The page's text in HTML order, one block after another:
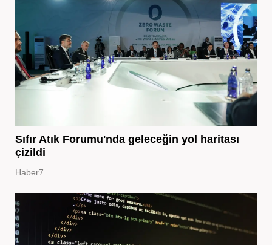
Sıfır Atık Forumu'nda geleceğin yol haritası
çizildi
Haber7